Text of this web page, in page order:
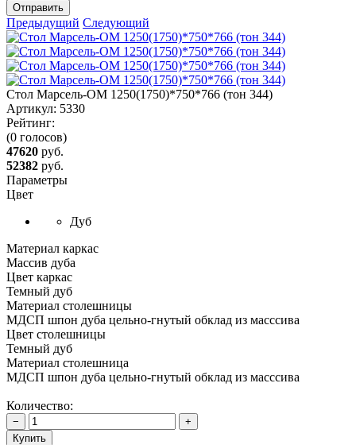
Отправить
Предыдущий Следующий
Стол Марсель-ОМ 1250(1750)*750*766 (тон 344)
Артикул: 5330
Рейтинг:
(0 голосов)
47620 руб.
52382 руб.
Параметры
Цвет
Дуб
Материал каркас
Массив дуба
Цвет каркас
Темный дуб
Материал столешницы
МДСП шпон дуба цельно-гнутый обклад из масссива
Цвет столешницы
Темный дуб
Материал столешница
МДСП шпон дуба цельно-гнутый обклад из масссива
Количество:
−
+
Купить